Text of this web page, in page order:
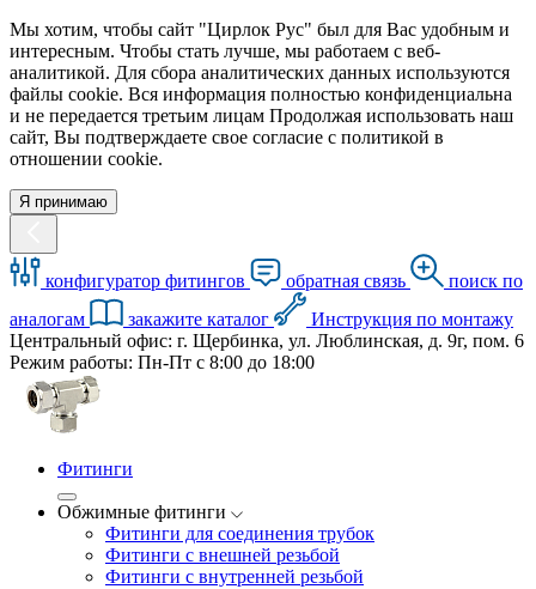
Мы хотим, чтобы сайт "Цирлок Рус" был для Вас удобным и
интересным. Чтобы стать лучше, мы работаем с веб-
аналитикой. Для сбора аналитических данных используются
файлы cookie. Вся информация полностью конфиденциальна
и не передается третьим лицам Продолжая использовать наш
сайт, Вы подтверждаете свое согласие с политикой в
отношении cookie.
Я принимаю
конфигуратор фитингов обратная связь
поиск по
аналогам
закажите каталог
Инструкция по монтажу
Центральный офис: г. Щербинка, ул. Люблинская, д. 9г, пом. 6
Режим работы: Пн-Пт с 8:00 до 18:00
Фитинги
Обжимные фитинги
Фитинги для соединения трубок
Фитинги с внешней резьбой
Фитинги с внутренней резьбой